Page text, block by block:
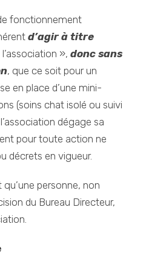
fonctionnement
d’agir à titre
l’association »,donc sans
, que ce soit pour un
en place d’une mini-
(soins chat isolé ou suivi
dégage sa
pour toute action ne
décrets en vigueur.
personne, non
du Bureau Directeur,